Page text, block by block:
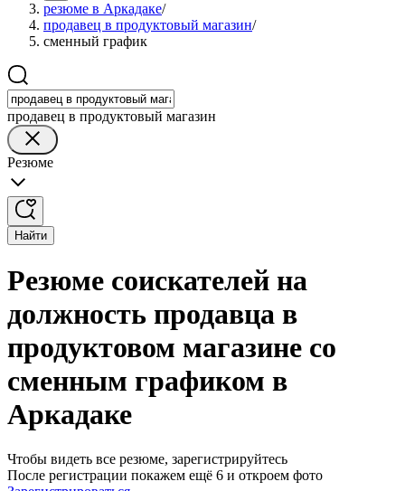
резюме в Аркадаке/
продавец в продуктовый магазин/
сменный график
продавец в продуктовый магазин
Резюме
Найти
Резюме соискателей на
должность продавца в
продуктовом магазине со
сменным графиком в
Аркадаке
Чтобы видеть все резюме, зарегистрируйтесь
После регистрации покажем ещё 6 и откроем фото